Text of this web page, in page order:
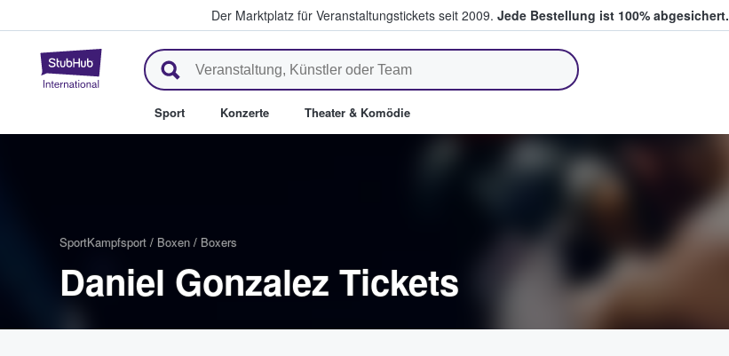
Der Marktplatz für Veranstaltungstickets seit 2009. Jede Bestellung ist 100% abgesichert.
StubHub - Wo Fans Tickets kaufen & verkaufen
Sport Konzerte Theater & Komödie
SportKampfsport / Boxen / Boxers
Daniel Gonzalez Tickets